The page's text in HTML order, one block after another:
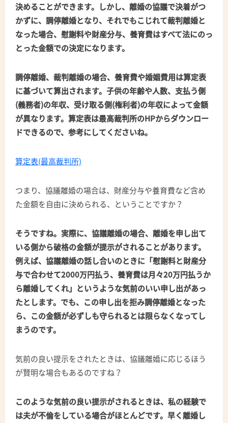
決めることができます。しかし、離婚の協議で決着がつ
かずに、調停離婚となり、それでもこじれて裁判離婚と
なった場合、慰謝料や財産分与、養育費はすべて法にのっ
とった金額での決定になります。
調停離婚、裁判離婚の場合、養育費や婚姻費用は算定表
に基づいて算出されます。子供の年齢や人数、支払う側
(義務者)の年収、受け取る側(権利者)の年収によって金額
が異なります。算定表は最高裁判所のHPからダウンロー
ドできるので、参考にしてくださいね。
算定表(最高裁判所)
つまり、協議離婚の場合は、財産分与や養育費など含め
た金額を自由に決められる、ということですか？
そうですね。実際に、協議離婚の場合、離婚を申し出て
いる側から破格の金額が提示がされることがあります。
例えば、協議離婚の話し合いのときに「慰謝料と財産分
与で合わせて2000万円払う、養育費は月々20万円払うか
ら離婚してくれ」というような気前のいい申し出があっ
たとします。でも、この申し出を拒み調停離婚となった
ら、この金額が必ずしも守られるとは限らなくなってし
まうのです。
気前の良い提示をされたときは、協議離婚に応じるほう
が賢明な場合もあるのですね？
このような気前の良い提示がされるときは、私の経験で
は夫が不倫をしている場合がほとんどです。早く離婚し